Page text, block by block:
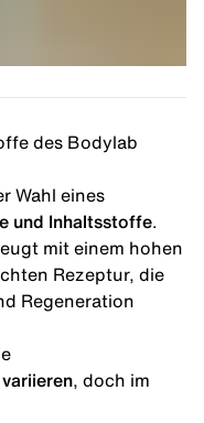
des Bodylab
Wahl eines
und Inhaltsstoffe
mit einem hohen
Rezeptur, die
Regeneration
, doch im